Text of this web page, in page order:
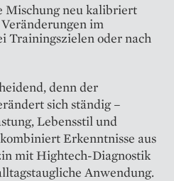
Mischung neu kalibriert
im
Trainingszielen oder nach
denn der
sich ständig –
Lebensstil und
Erkenntnisse aus
mit Hightech-Diagnostik
Anwendung.